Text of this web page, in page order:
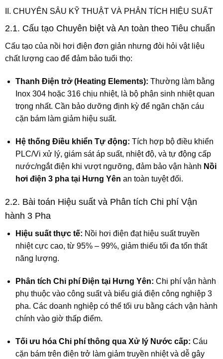
II. CHUYÊN SÂU KỸ THUẬT VÀ PHÂN TÍCH HIỆU SUẤT
2.1. Cấu tạo Chuyên biệt và An toàn theo Tiêu chuẩn
Cấu tạo của nồi hơi điện đơn giản nhưng đòi hỏi vật liệu
chất lượng cao để đảm bảo tuổi thọ:
Thanh Điện trở (Heating Elements): Thường làm bằng
Inox 304 hoặc 316 chịu nhiệt, là bộ phận sinh nhiệt quan
trọng nhất. Cần bảo dưỡng định kỳ để ngăn chặn cáu
cặn bám làm giảm hiệu suất.
Hệ thống Điều khiển Tự động: Tích hợp bộ điều khiển
PLC/Vi xử lý, giám sát áp suất, nhiệt độ, và tự động cấp
nước/ngắt điện khi vượt ngưỡng, đảm bảo vận hành Nồi
hơi điện 3 pha tại Hưng Yên an toàn tuyệt đối.
2.2. Bài toán Hiệu suất và Phân tích Chi phí Vận
hành 3 Pha
Hiệu suất thực tế: Nồi hơi điện đạt hiệu suất truyền
nhiệt cực cao, từ 95% – 99%, giảm thiểu tối đa tổn thất
năng lượng.
Phân tích Chi phí Điện tại Hưng Yên: Chi phí vận hành
phụ thuộc vào công suất và biểu giá điện công nghiệp 3
pha. Các doanh nghiệp có thể tối ưu bằng cách vận hành
chính vào giờ thấp điểm.
Tối ưu hóa Chi phí thông qua Xử lý Nước cấp: Cáu
cặn bám trên điện trở làm giảm truyền nhiệt và dễ gây